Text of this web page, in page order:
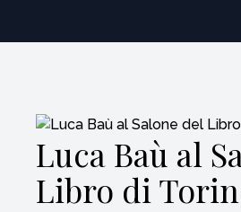
Luca Baù al
Libro di